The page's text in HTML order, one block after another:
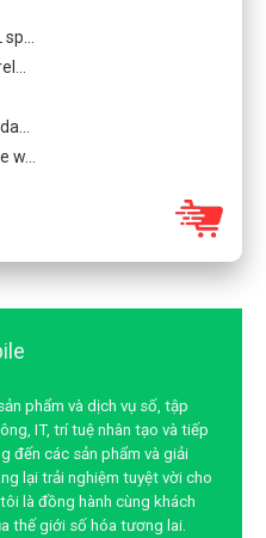
w…
phẩm và dịch vụ số, tập
IT, trí tuệ nhân tạo và tiếp
đến các sản phẩm và giải
lại trải nghiệm tuyệt vời cho
là đồng hành cùng khách
thế giới số hóa tương lai.